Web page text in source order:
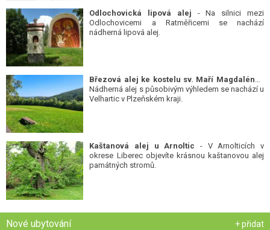
Odlochovická lipová alej - Na silnici mezi
Odlochovicemi a Ratměřicemi se nachází
nádherná lipová alej.
Březová alej ke kostelu sv. Maří Magdalény-
Nádherná alej s působivým výhledem se nachází u
Velhartic v Plzeňském kraji.
Kaštanová alej u Arnoltic - V Arnolticích v
okrese Liberec objevíte krásnou kaštanovou alej
památných stromů.
Nové ubytování + přidat